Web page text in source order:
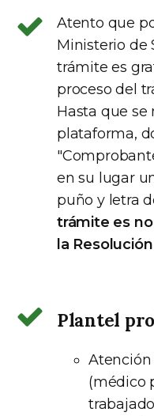
Atento que
Ministerio de
trámite es
proceso del
Hasta que
plataforma,
en su lugar
puño y letra
trámite es
la
Plantel
(médico